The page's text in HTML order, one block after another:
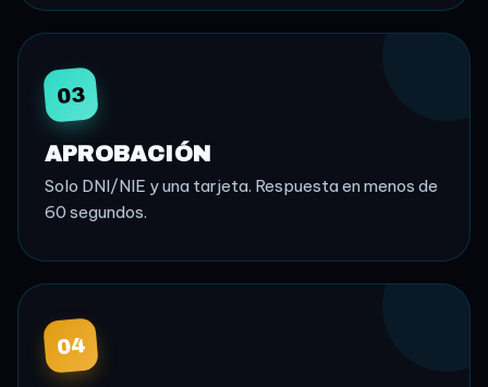
03
APROBACIÓN
Solo DNI/NIE y una tarjeta. Respuesta en menos de
60 segundos.
04